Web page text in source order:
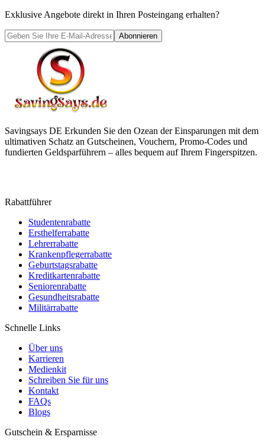
Exklusive Angebote direkt in Ihren Posteingang erhalten?
Abonnieren
Savingsays DE Erkunden Sie den Ozean der Einsparungen mit dem
ultimativen Schatz an Gutscheinen, Vouchern, Promo-Codes und
fundierten Geldsparführern – alles bequem auf Ihrem Fingerspitzen.
Rabattführer
Studentenrabatte
Ersthelferrabatte
Lehrerrabatte
Krankenpflegerrabatte
Geburtstagsrabatte
Kreditkartenrabatte
Seniorenrabatte
Gesundheitsrabatte
Militärrabatte
Schnelle Links
Über uns
Karrieren
Medienkit
Schreiben Sie für uns
Kontakt
FAQs
Blogs
Gutschein & Ersparnisse